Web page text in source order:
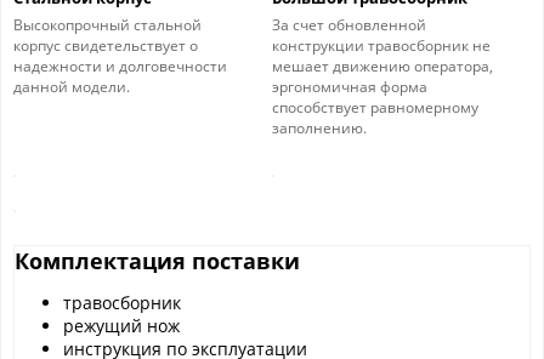
Высокопрочный стальной
корпус свидетельствует о
надежности и долговечности
данной модели.
За счет обновленной
конструкции травосборник не
мешает движению оператора,
эргономичная форма
способствует равномерному
заполнению.
Комплектация поставки
травосборник
режущий нож
инструкция по эксплуатации